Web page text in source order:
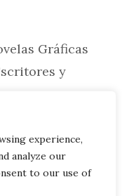
experience,
analyze our
to our use of
Gráficas
y
en los
la Naturaleza